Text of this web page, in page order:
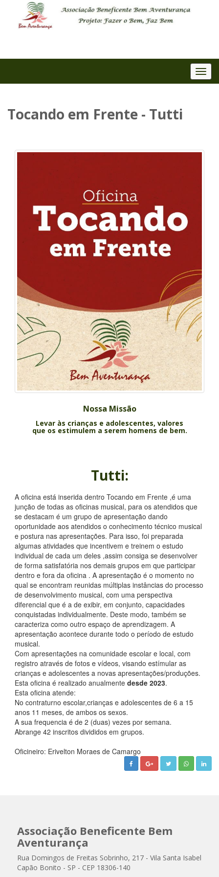
Tocando em Frente - Tutti
Nossa Missão
Levar às crianças e adolescentes, valores
que os estimulem a serem homens de bem.
Tutti:
A oficina está inserida dentro Tocando em Frente ,é uma
junção de todas as oficinas musical, para os atendidos que
se destacam é um grupo de apresentação dando
oportunidade aos atendidos o conhecimento técnico musical
e postura nas apresentações. Para isso, foi preparada
algumas atividades que incentivem e treinem o estudo
individual de cada um deles ,assim consiga se desenvolver
de forma satisfatória nos demais grupos em que participar
dentro e fora da oficina . A apresentação é o momento no
qual se encontram reunidas múltiplas instâncias do processo
de desenvolvimento musical, com uma perspectiva
diferencial que é a de exibir, em conjunto, capacidades
conquistadas individualmente. Deste modo, também se
caracteriza como outro espaço de aprendizagem. A
apresentação acontece durante todo o período de estudo
musical.
Com apresentações na comunidade escolar e local, com
registro através de fotos e vídeos, visando estímular as
crianças e adolescentes a novas apresentações/produções.
Esta oficina é realizado anualmente desde 2023.
Esta oficina atende:
No contraturno escolar,crianças e adolescentes de 6 a 15
anos 11 meses, de ambos os sexos.
A sua frequencia é de 2 (duas) vezes por semana.
Abrange 42 inscritos divididos em grupos.
Oficineiro: Erivelton Moraes de Camargo
Associação Beneficente Bem
Aventurança
Rua Domingos de Freitas Sobrinho, 217 - Vila Santa Isabel
Capão Bonito - SP - CEP 18306-140